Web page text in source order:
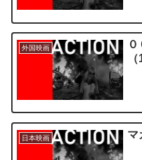
外国映画
日本映画 マ